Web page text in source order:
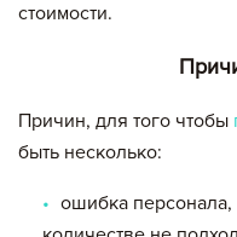
стоимости.
Причин, для того чтобы
быть несколько:
ошибка